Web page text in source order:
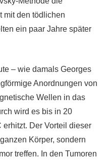
mit den tödlichen
ein paar Jahre später
– wie damals Georges
Anordnungen von
Wellen in das
wird es bis in 20
erhitzt. Der Vorteil dieser
Körper, sondern
treffen. In den Tumoren